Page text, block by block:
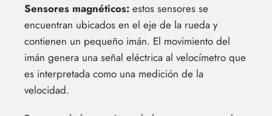
Sensores magnéticos: estos sensores se
encuentran ubicados en el eje de la rueda y
contienen un pequeño imán. El movimiento del
imán genera una señal eléctrica al velocímetro que
es interpretada como una medición de la
velocidad.